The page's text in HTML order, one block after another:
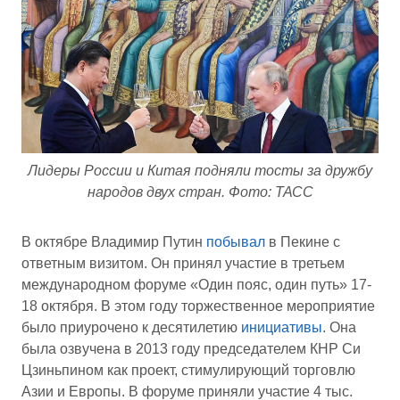
Лидеры России и Китая подняли тосты за дружбу
народов двух стран. Фото: ТАСС
В октябре Владимир Путин побывал в Пекине с
ответным визитом. Он принял участие в третьем
международном форуме «Один пояс, один путь» 17-
18 октября. В этом году торжественное мероприятие
было приурочено к десятилетию инициативы. Она
была озвучена в 2013 году председателем КНР Си
Цзиньпином как проект, стимулирующий торговлю
Азии и Европы. В форуме приняли участие 4 тыс.